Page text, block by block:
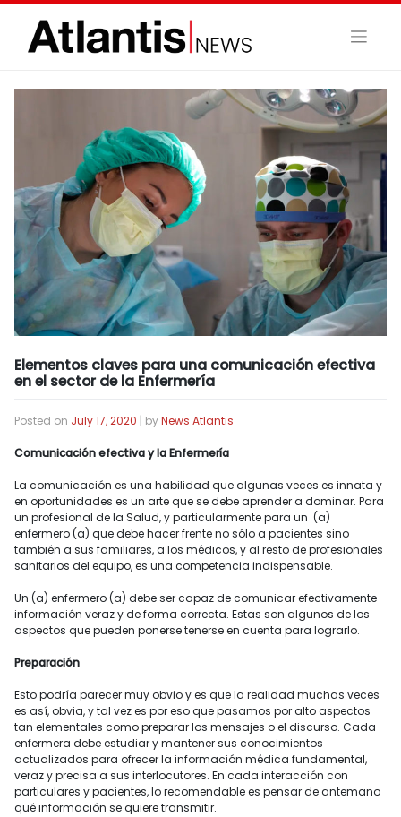
Skip
content
Elementos claves para una comunicación efectiva
en el sector de la Enfermería
Posted on July 17, 2020 | byNews Atlantis
Comunicación efectiva y la Enfermería
La comunicación es una habilidad que algunas veces es innata y
en oportunidades es un arte que se debe aprender a dominar. Para
un profesional de la Salud, y particularmente para un (a)
enfermero (a) que debe hacer frente no sólo a pacientes sino
también a sus familiares, a los médicos, y al resto de profesionales
sanitarios del equipo, es una competencia indispensable.
Un (a) enfermero (a) debe ser capaz de comunicar efectivamente
información veraz y de forma correcta. Estas son algunos de los
aspectos que pueden ponerse tenerse en cuenta para lograrlo.
Preparación
Esto podría parecer muy obvio y es que la realidad muchas veces
es así, obvia, y tal vez es por eso que pasamos por alto aspectos
tan elementales como preparar los mensajes o el discurso. Cada
enfermera debe estudiar y mantener sus conocimientos
actualizados para ofrecer la información médica fundamental,
veraz y precisa a sus interlocutores. En cada interacción con
particulares y pacientes, lo recomendable es pensar de antemano
qué información se quiere transmitir.